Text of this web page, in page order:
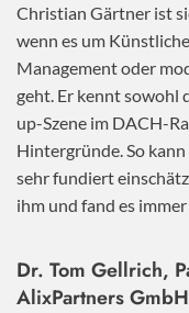
Christian Gärtner ist
wenn es um
Management oder
geht. Er kennt sowohl
up-Szene im DACH-
Hintergründe. So
sehr fundiert
ihm und fand es
Dr. Tom Gellrich,
AlixPartners GmbH